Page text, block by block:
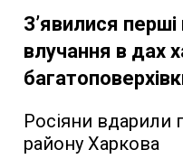
Зʼявилися
влучання в дах
Росіяни вдарили
району Харкова